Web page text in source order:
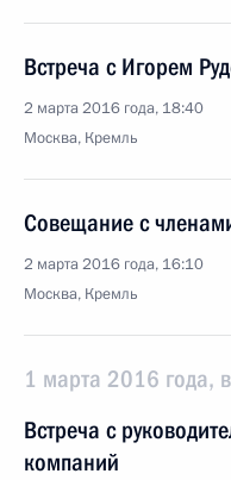
Встреча с Игорем
2 марта 2016 года, 18:40
Москва, Кремль
Совещание с
2 марта 2016 года, 16:10
Москва, Кремль
1 марта 2016 года,
Встреча с
компаний